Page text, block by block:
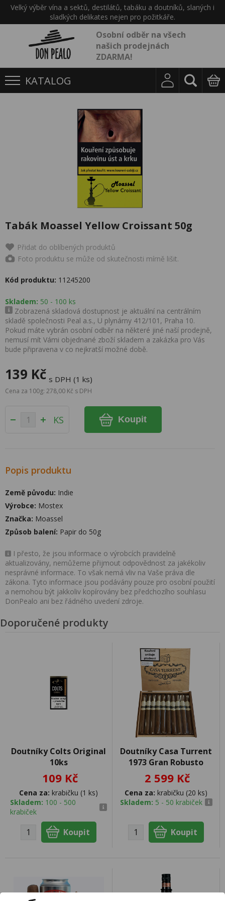
Velký výběr vína a sektů, destilátů, tabáku a doutníků, slaných i
sladkých delikates nejen pro požitkáře.
Osobní odběr na všech
našich prodejnách
ZDARMA!
KATALOG
Tabák Moassel Yellow Croissant 50g
Přidat do oblíbených produktů
Foto produktu se může od skutečnosti mírně lišit.
Kód produktu: 11245200
Skladem: 50 - 100 ks
Zobrazená skladová dostupnost je aktuální na centrálním
skladě společnosti Peal a.s., U plynárny 412/101, Praha 10.
Pokud máte vybrán osobní odběr na některé jiné naší prodejně,
nemusí mít Vámi objednané zboží skladem a zakázka pro Vás
bude připravena v co nejkratší možné době.
139 Kč s DPH (1 ks)
Cena za 100g: 278,00 Kč s DPH
KS Koupit
Popis produktu
Země původu: Indie
Výrobce: Mostex
Značka: Moassel
Způsob balení: Papir do 50g
I přesto, že jsou informace o výrobcích pravidelně
aktualizovány, nemůžeme přijmout odpovědnost za jakékoliv
nesprávné informace. To však nemá vliv na Vaše práva dle
zákona. Tyto informace jsou podávány pouze pro osobní použití
a nemohou být jakkoliv kopírovány bez předchozího souhlasu
DonPealo ani bez řádného uvedení zdroje.
Doporučené produkty
Doutníky Colts Original
10ks
109 Kč
Cena za: krabičku (1 ks)
Skladem: 100 - 500
krabiček
Doutníky Casa Turrent
1973 Gran Robusto
2 599 Kč
Cena za: krabičku (20 ks)
Skladem: 5 - 50 krabiček